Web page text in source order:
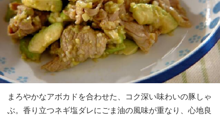
まろやかなアボカドを合わせた、コク深い味わいの豚しゃ
ぶ。香り立つネギ塩ダレにごま油の風味が重なり、心地良